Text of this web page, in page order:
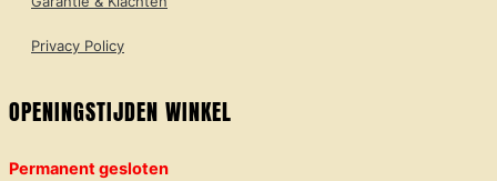
Privacy Policy
OPENINGSTIJDEN WINKEL
Permanent gesloten